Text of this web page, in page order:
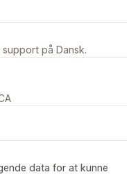
på Dansk.
data for at kunne